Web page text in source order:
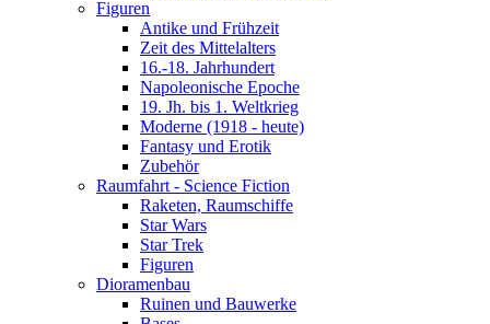
Figuren
Antike und Frühzeit
Zeit des Mittelalters
16.-18. Jahrhundert
Napoleonische Epoche
19. Jh. bis 1. Weltkrieg
Moderne (1918 - heute)
Fantasy und Erotik
Zubehör
Raumfahrt - Science Fiction
Raketen, Raumschiffe
Star Wars
Star Trek
Figuren
Dioramenbau
Ruinen und Bauwerke